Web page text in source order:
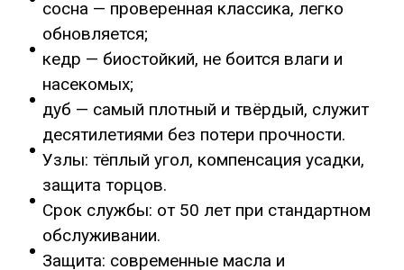
сосна — проверенная классика, легко
обновляется;
кедр — биостойкий, не боится влаги и
насекомых;
дуб — самый плотный и твёрдый, служит
десятилетиями без потери прочности.
Узлы: тёплый угол, компенсация усадки,
защита торцов.
Срок службы: от 50 лет при стандартном
обслуживании.
Защита: современные масла и